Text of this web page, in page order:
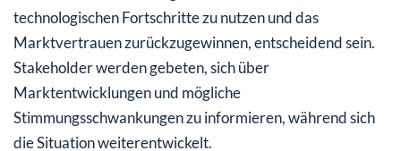
technologischen Fortschritte zu nutzen und das
Marktvertrauen zurückzugewinnen, entscheidend sein.
Stakeholder werden gebeten, sich über
Marktentwicklungen und mögliche
Stimmungsschwankungen zu informieren, während sich
die Situation weiterentwickelt.